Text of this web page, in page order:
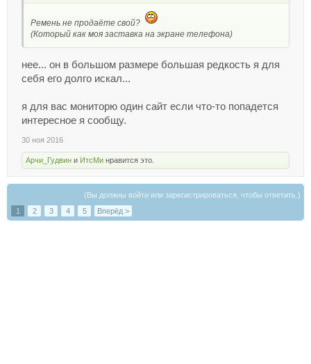
Ремень не продаёте свой?
(Который как моя заставка на экране телефона)
нее... он в большом размере большая редкость я для
себя его долго искал...
я для вас мониторю один сайт если что-то попадется
интересное я сообщу.
30 ноя 2016
Арчи_Гудвин и ИтсМи нравится это.
(Вы должны войти или зарегистрироваться, чтобы ответить.)
1
2 3 4 5 Вперёд >